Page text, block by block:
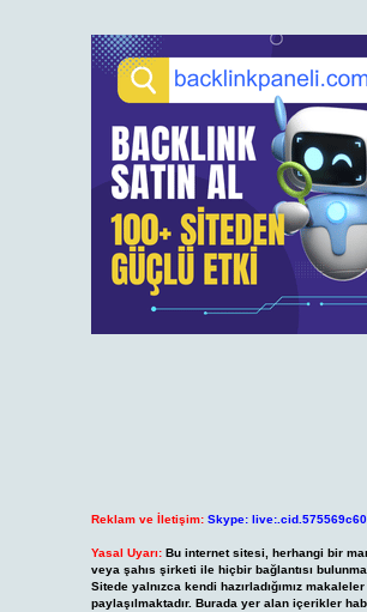
Reklam ve İletişim: Skype:
Yasal Uyarı: Bu internet sitesi, herhangi bir
veya şahıs şirketi ile hiçbir bağlantısı
Sitede yalnızca kendi hazırladığımız makaleler
paylaşılmaktadır. Burada yer alan içerikler